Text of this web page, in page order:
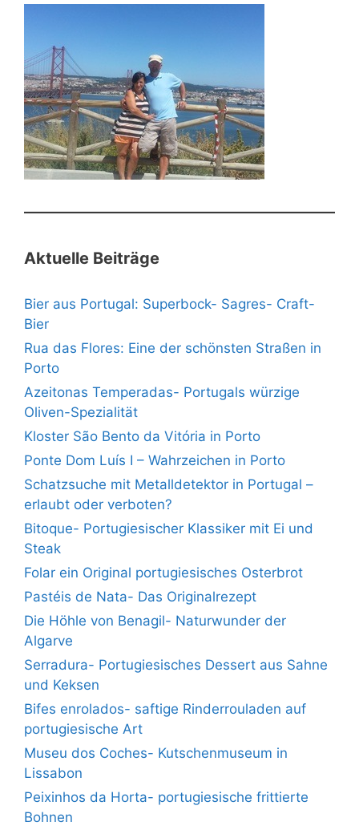
Aktuelle Beiträge
Bier aus Portugal: Superbock- Sagres- Craft-
Bier
Rua das Flores: Eine der schönsten Straßen in
Porto
Azeitonas Temperadas- Portugals würzige
Oliven-Spezialität
Kloster São Bento da Vitória in Porto
Ponte Dom Luís I – Wahrzeichen in Porto
Schatzsuche mit Metalldetektor in Portugal –
erlaubt oder verboten?
Bitoque- Portugiesischer Klassiker mit Ei und
Steak
Folar ein Original portugiesisches Osterbrot
Pastéis de Nata- Das Originalrezept
Die Höhle von Benagil- Naturwunder der
Algarve
Serradura- Portugiesisches Dessert aus Sahne
und Keksen
Bifes enrolados- saftige Rinderrouladen auf
portugiesische Art
Museu dos Coches- Kutschenmuseum in
Lissabon
Peixinhos da Horta- portugiesische frittierte
Bohnen